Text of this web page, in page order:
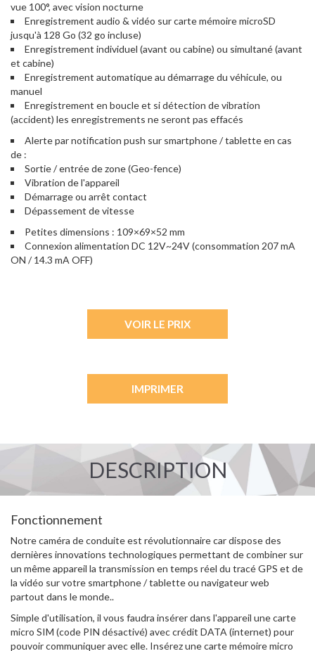
vue 100°, avec vision nocturne
Enregistrement audio & vidéo sur carte mémoire microSD
jusqu'à 128 Go (32 go incluse)
Enregistrement individuel (avant ou cabine) ou simultané (avant
et cabine)
Enregistrement automatique au démarrage du véhicule, ou
manuel
Enregistrement en boucle et si détection de vibration
(accident) les enregistrements ne seront pas effacés
Alerte par notification push sur smartphone / tablette en cas
de :
Sortie / entrée de zone (Geo-fence)
Vibration de l'appareil
Démarrage ou arrêt contact
Dépassement de vitesse
Petites dimensions : 109×69×52 mm
Connexion alimentation DC 12V~24V (consommation 207 mA
ON / 14.3 mA OFF)
VOIR LE PRIX
IMPRIMER
DESCRIPTION
Fonctionnement
Notre caméra de conduite est révolutionnaire car dispose des
dernières innovations technologiques permettant de combiner sur
un même appareil la transmission en temps réel du tracé GPS et de
la vidéo sur votre smartphone / tablette ou navigateur web
partout dans le monde..
Simple d'utilisation, il vous faudra insérer dans l'appareil une carte
micro SIM (code PIN désactivé) avec crédit DATA (internet) pour
pouvoir communiquer avec elle. Insérez une carte mémoire micro